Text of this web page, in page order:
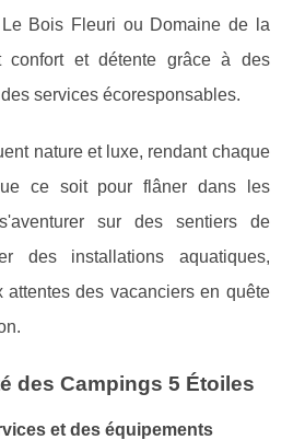
Bois Fleuri ou Domaine de la
confort et détente grâce à des
services écoresponsables.
nature et luxe, rendant chaque
ce soit pour flâner dans les
sur des sentiers de
des installations aquatiques,
attentes des vacanciers en quête
des Campings 5 Étoiles
et des équipements